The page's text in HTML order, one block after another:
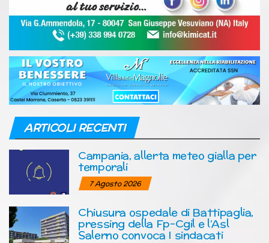
ARTICOLI RECENTI
Campania, allerta meteo gialla per
temporali
7 Agosto 2026
Chiusura ospedale di Battipaglia,
pressing della Fp-Cgil e l’Asl
Salerno convoca I sindacati